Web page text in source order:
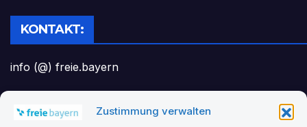
Zustimmung verwalten
KONTAKT:
info (@) freie.bayern